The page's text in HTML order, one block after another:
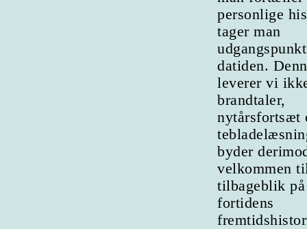
personlige
tager man
datiden.
leverer vi
brandtaler,
nytårsfortsæt
byder
velkommen
tilbageblik på
fortidens